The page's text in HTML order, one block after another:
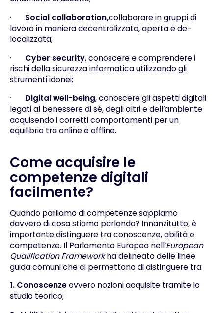
· Social collaboration,collaborare in gruppi di
lavoro in maniera decentralizzata, aperta e de-
localizzata;
·
Cyber security, conoscere e comprendere i
rischi della sicurezza informatica utilizzando gli
strumenti idonei;
· Digital well-being, conoscere gli aspetti digitali
legati al benessere di sé, degli altri e dell’ambiente
acquisendo i corretti comportamenti per un
equilibrio tra online e offline.
Come acquisire le
competenze digitali
facilmente?
Quando parliamo di competenze sappiamo
davvero di cosa stiamo parlando? Innanzitutto, è
importante distinguere tra conoscenze, abilità e
competenze. Il Parlamento Europeo nell’European
Qualification Frameworkha delineato delle linee
guida comuni che ci permettono di distinguere tra:
1. Conoscenzeovvero nozioni acquisite tramite lo
studio teorico;